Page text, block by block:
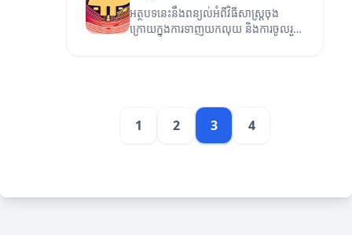
អត្ថបទនេះនឹងពន្យល់អំពីវិធីសាស្ត្រចុង
ក្រោយក្នុងការទាញយកលុយ និងការចូលរួម
1 2 3 4